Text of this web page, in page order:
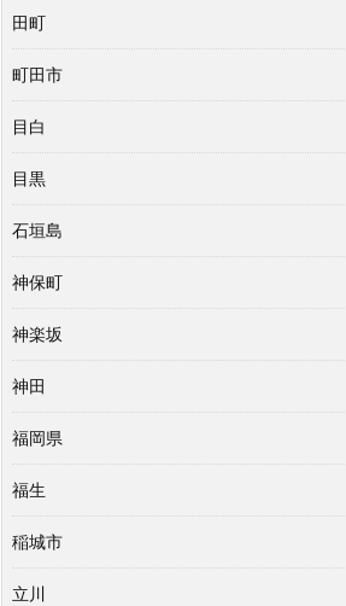
田町
町田市
目白
目黒
石垣島
神保町
神楽坂
神田
福岡県
福生
稲城市
立川